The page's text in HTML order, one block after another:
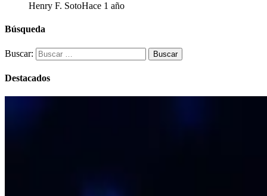
Henry F. SotoHace 1 año
Búsqueda
Buscar:
Destacados